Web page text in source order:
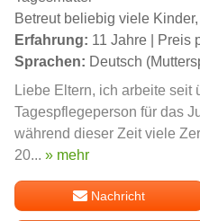
Betreut beliebig viele
Erfahrung: 11 Jahre | Preis
Sprachen: Deutsch
Liebe Eltern, ich arbeite seit
Tagespflegeperson für das
während dieser Zeit viele
20... » mehr
Nachricht